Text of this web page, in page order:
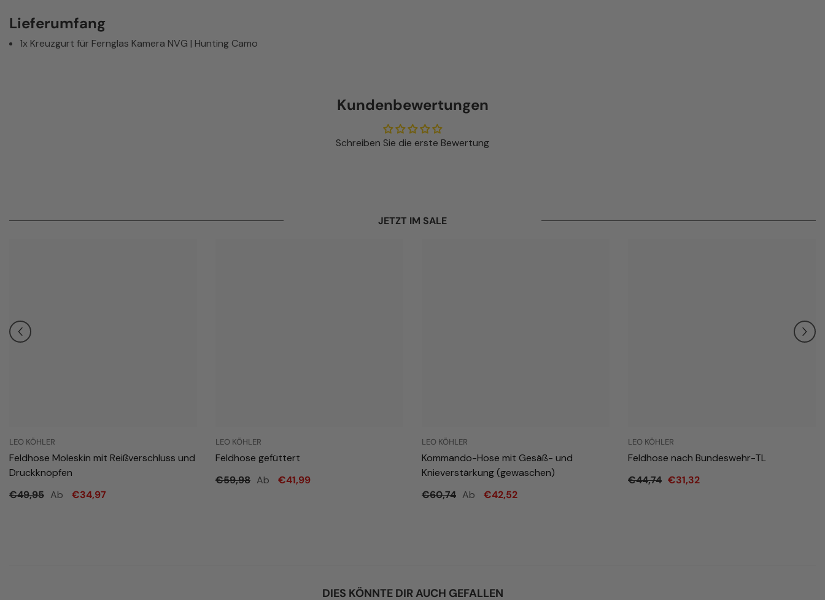
Lieferumfang
1x Kreuzgurt für Fernglas Kamera NVG | Hunting Camo
Kundenbewertungen
Schreiben Sie die erste Bewertung
JETZT IM SALE
LEO KÖHLER
Feldhose Moleskin mit Reißverschluss und
Druckknöpfen
€49,95 Ab €34,97
LEO KÖHLER
Feldhose gefüttert
€59,98 Ab €41,99
LEO KÖHLER
Kommando-Hose mit Gesäß- und
Knieverstärkung (gewaschen)
€60,74 Ab €42,52
LEO KÖHLER
Feldhose nach Bundeswehr-TL
€44,74 €31,32
DIES KÖNNTE DIR AUCH GEFALLEN